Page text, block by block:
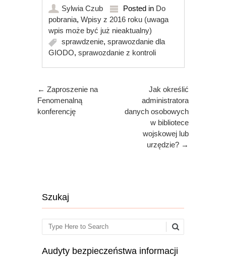
Sylwia Czub
Posted in Do
pobrania,Wpisy z 2016 roku (uwaga
wpis może być już nieaktualny)
sprawdzenie,sprawozdanie dla
GIODO,sprawozdanie z kontroli
Post navigation
← Zaproszenie na
Fenomenalną
konferencję
Jak określić
administratora
danych osobowych
w bibliotece
wojskowej lub
urzędzie? →
Szukaj
Search
Audyty bezpieczeństwa informacji